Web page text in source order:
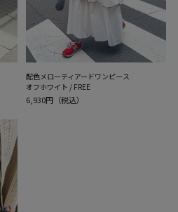
配色メローティアードワンピース
オフホワイト / FREE
6,930円（税込）